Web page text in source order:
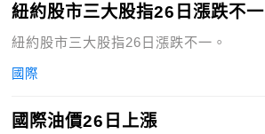
紐約股市三大股指26日漲跌不一
紐約股市三大股指26日漲跌不一。
國際
國際油價26日上漲